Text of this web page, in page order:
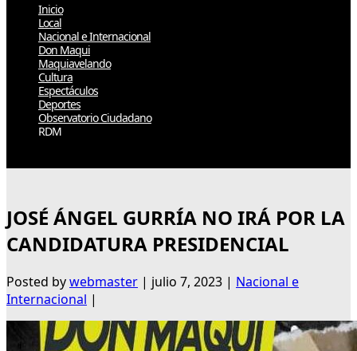
Inicio
Local
Nacional e Internacional
Don Maqui
Maquiavelando
Cultura
Espectáculos
Deportes
Observatorio Ciudadano
RDM
JOSÉ ÁNGEL GURRÍA NO IRÁ POR LA
CANDIDATURA PRESIDENCIAL
Posted bywebmaster | julio 7, 2023 | Nacional e
Internacional |